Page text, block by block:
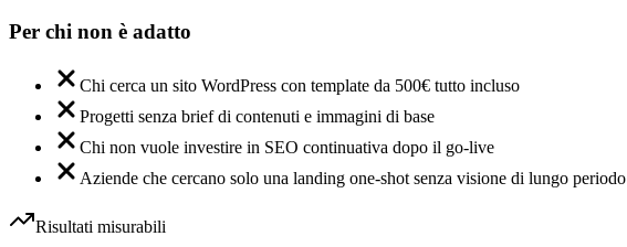
Per chi non è adatto
Chi cerca un sito WordPress con template da 500€ tutto incluso
Progetti senza brief di contenuti e immagini di base
Chi non vuole investire in SEO continuativa dopo il go-live
Aziende che cercano solo una landing one-shot senza visione di lungo periodo
Risultati misurabili